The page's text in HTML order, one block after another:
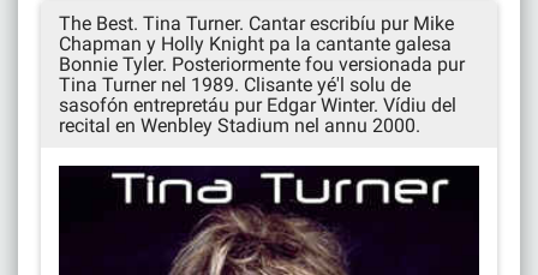
The Best. Tina Turner. Cantar escribíu pur Mike
Chapman y Holly Knight pa la cantante galesa
Bonnie Tyler. Posteriormente fou versionada pur
Tina Turner nel 1989. Clisante yé'l solu de
sasofón entrepretáu pur Edgar Winter. Vídiu del
recital en Wenbley Stadium nel annu 2000.